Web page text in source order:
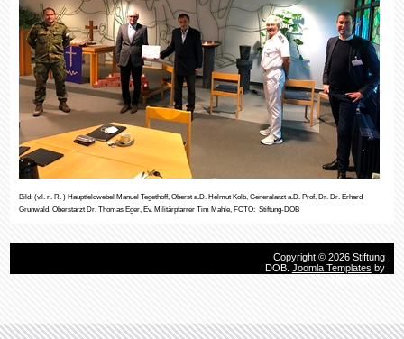
Bild: (v.l. n. R. ) Hauptfeldwebel Manuel Tegethoff, Oberst a.D. Helmut Kolb, Generalarzt a.D. Prof. Dr. Dr. Erhard
Grunwald, Oberstarzt Dr. Thomas Eger, Ev. Militärpfarrer Tim Mahle, FOTO: Stiftung-DOB
Copyright © 2026 Stiftung
DOB. Joomla Templates by